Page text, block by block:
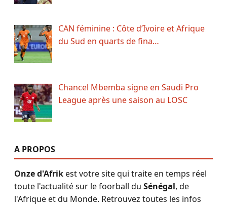
CAN féminine : Côte d’Ivoire et Afrique
du Sud en quarts de fina…
Chancel Mbemba signe en Saudi Pro
League après une saison au LOSC
A PROPOS
Onze d'Afrikest votre site qui traite en temps réel
toute l'actualité sur le foorball du Sénégal, de
l'Afrique et du Monde. Retrouvez toutes les infos